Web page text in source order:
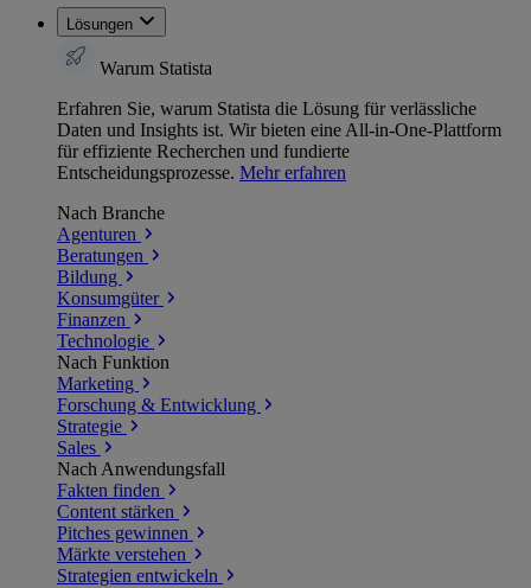
Lösungen
Warum Statista
Erfahren Sie, warum Statista die Lösung für verlässliche
Daten und Insights ist. Wir bieten eine All-in-One-Plattform
für effiziente Recherchen und fundierte
Entscheidungsprozesse. Mehr erfahren
Nach Branche
Agenturen
Beratungen
Bildung
Konsumgüter
Finanzen
Technologie
Nach Funktion
Marketing
Forschung & Entwicklung
Strategie
Sales
Nach Anwendungsfall
Fakten finden
Content stärken
Pitches gewinnen
Märkte verstehen
Strategien entwickeln